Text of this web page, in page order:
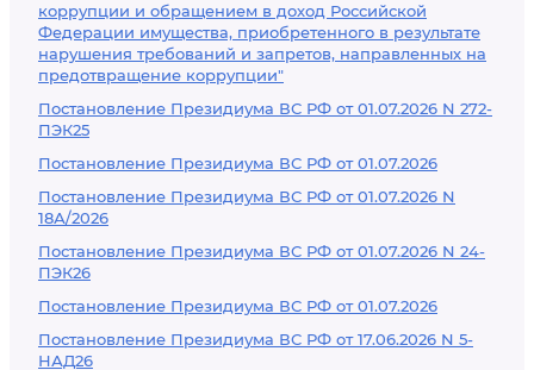
коррупции и обращением в доход Российской
Федерации имущества, приобретенного в результате
нарушения требований и запретов, направленных на
предотвращение коррупции"
Постановление Президиума ВС РФ от 01.07.2026 N 272-
ПЭК25
Постановление Президиума ВС РФ от 01.07.2026
Постановление Президиума ВС РФ от 01.07.2026 N
18А/2026
Постановление Президиума ВС РФ от 01.07.2026 N 24-
ПЭК26
Постановление Президиума ВС РФ от 01.07.2026
Постановление Президиума ВС РФ от 17.06.2026 N 5-
НАД26